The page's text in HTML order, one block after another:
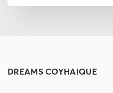
DREAMS COYHAIQUE